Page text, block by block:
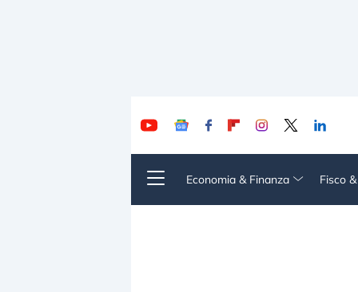
Economia & Finanza Fisco